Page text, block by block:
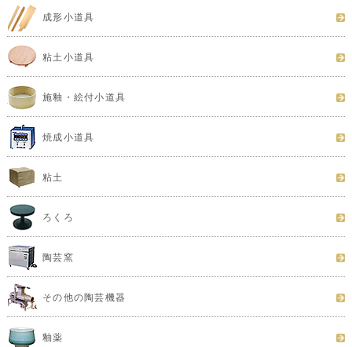
成形小道具
粘土小道具
施釉・絵付小道具
焼成小道具
粘土
ろくろ
陶芸窯
その他の陶芸機器
釉薬